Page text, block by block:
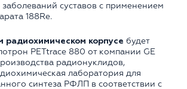
заболеваний суставов с применением
188Re.
радиохимическом корпусе будет
PETtrace 880 от компании GE
радионуклидов,
лаборатория для
синтеза РФЛП в соответствии с